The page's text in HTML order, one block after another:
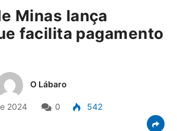
Minas lança
facilita pagamento
O Lábaro
2024 0
542